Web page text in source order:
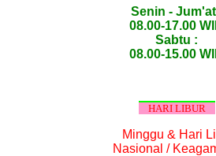
Senin -
08.00-17.00
Sabtu :
08.00-15.00
HARI LIBUR
Minggu & Hari
Nasional /